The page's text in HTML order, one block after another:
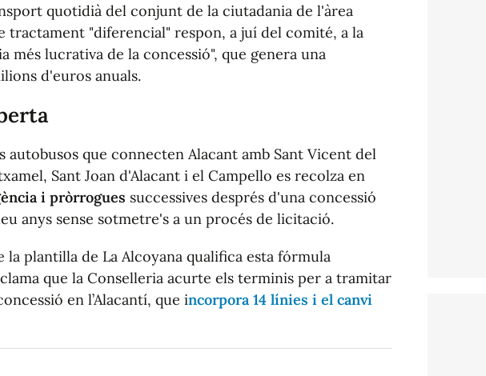
quotidià del conjunt de la ciutadania de l'àrea
tractament "diferencial" respon, a juí del comité, a la
més lucrativa de la concessió", que genera una
d'euros anuals.
autobusos que connecten Alacant amb Sant Vicent del
Sant Joan d'Alacant i el Campello es recolza en
i pròrrogues successives després d'una concessió
anys sense sotmetre's a un procés de licitació.
la plantilla de La Alcoyana qualifica esta fórmula
que la Conselleria acurte els terminis per a tramitar
en l’Alacantí, que incorpora 14 línies i el canvi